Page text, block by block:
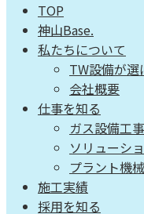
TOP
神山Base.
私たちについて
TW設備が選
会社概要
仕事を知る
ガス設備工事
ソリューシ
プラント機
施工実績
採用を知る